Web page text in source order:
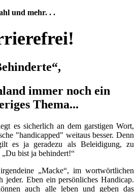
und mehr. . .
immer noch ein
Thema...
es sicherlich an dem garstigen Wort,
"handicapped" weitaus besser. Denn
es ja geradezu als Beleidigung, zu
„Du bist ja behindert!“
„Macke“, im wortwörtlichen
jeder. Eben ein persönliches Handicap.
auch alle leben und geben das